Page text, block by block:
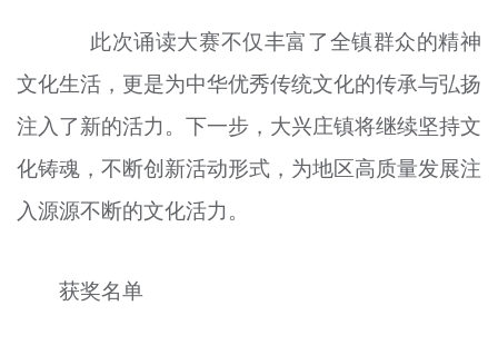
此次诵读大赛不仅丰富了全镇群众的精神
文化生活，更是为中华优秀传统文化的传承与弘扬
注入了新的活力。下一步，大兴庄镇将继续坚持文
化铸魂，不断创新活动形式，为地区高质量发展注
入源源不断的文化活力。
获奖名单